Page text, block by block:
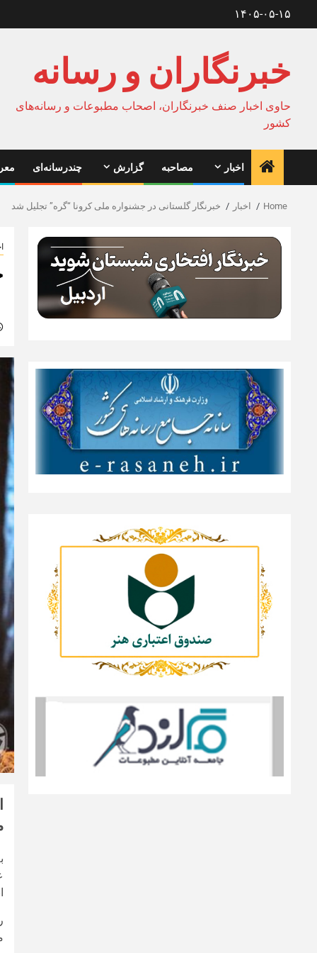
۱۴۰۵-۰۵-۱۵
خبرنگاران و رسانه
حاوی اخبار صنف خبرنگاران، اصحاب مطبوعات و رسانه‌های
کشور
اخبار مصاحبه گزارش چندرسانه‌ای
Home اخبار خبرنگار گلستانی در جشنواره ملی کرونا “گره” تجلیل شد